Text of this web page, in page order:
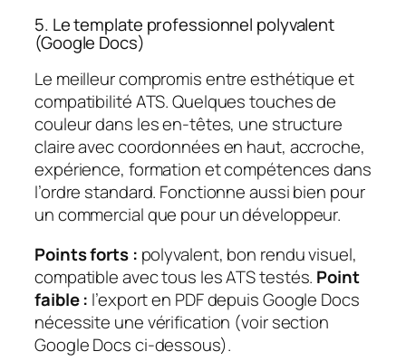
5. Le template professionnel polyvalent
(Google Docs)
Le meilleur compromis entre esthétique et
compatibilité ATS. Quelques touches de
couleur dans les en-têtes, une structure
claire avec coordonnées en haut, accroche,
expérience, formation et compétences dans
l’ordre standard. Fonctionne aussi bien pour
un commercial que pour un développeur.
Points forts : polyvalent, bon rendu visuel,
compatible avec tous les ATS testés. Point
faible : l’export en PDF depuis Google Docs
nécessite une vérification (voir section
Google Docs ci-dessous).